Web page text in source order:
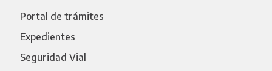
Portal de trámites
Expedientes
Seguridad Vial